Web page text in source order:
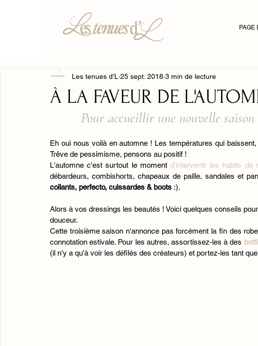
PAGE
À LA FAVEUR DE
Les tenues d'L 25 sept. 2018 3 min de lecture
Pour accueillir une nouvelle
Eh oui nous voilà en automne ! Les températures qui
Trêve de pessimisme, pensons au positif !
L'automne c'est surtout le moment d'intervertir les habits de
débardeurs, combishorts, chapeaux de paille, sandales et
collants, perfecto, cuissardes & boots :).
Alors à vos dressings les beautés ! Voici quelques conseils
douceur.
Cette troisième saison n'annonce pas forcément la fin des
connotation estivale. Pour les autres, assortissez-les à des
(il n'y a qu'à voir les défilés des créateurs) et portez-les tant